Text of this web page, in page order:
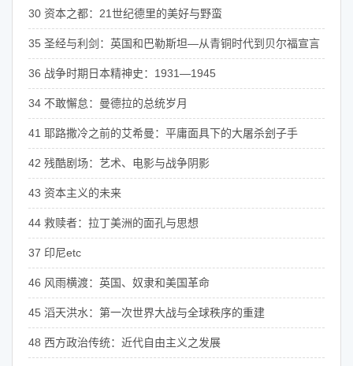
30 资本之都：21世纪德里的美好与野蛮
35 圣经与利剑：英国和巴勒斯坦—从青铜时代到贝尔福宣言
36 战争时期日本精神史：1931—1945
34 不敢懈怠：曼德拉的总统岁月
41 耶路撒冷之前的艾希曼：平庸面具下的大屠杀刽子手
42 残酷剧场：艺术、电影与战争阴影
43 资本主义的未来
44 救赎者：拉丁美洲的面孔与思想
37 印尼etc
46 风雨横渡：英国、奴隶和美国革命
45 滔天洪水：第一次世界大战与全球秩序的重建
48 西方政治传统：近代自由主义之发展